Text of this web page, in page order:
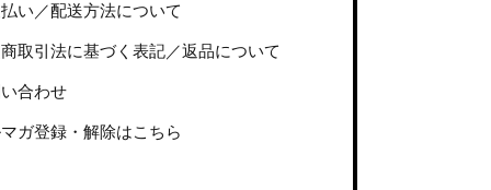
い／配送方法について
取引法に基づく表記／返品について
合わせ
マガ登録・解除はこちら